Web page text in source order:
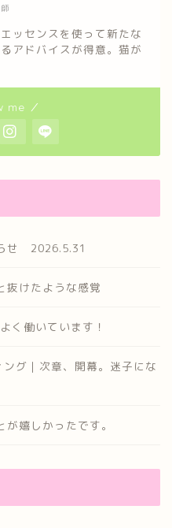
ッセンスを使って新たな
アドバイスが得意。猫が
me ／
せ 2026.5.31
抜けたような感覚
く働いています！
グ｜次章、開幕。迷子にな
嬉しかったです。